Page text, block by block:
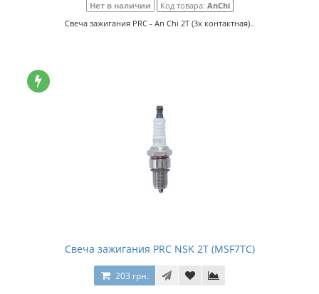
Нет в наличии Код товара: AnChi
Свеча зажигания PRC - An Chi 2Т (3х контактная)..
Свеча зажигания PRC NSK 2Т (MSF7TC)
203 грн.